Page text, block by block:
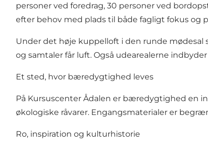
personer ved foredrag, 30 personer ved
efter behov med plads til både fagligt fokus og
Under det høje kuppelloft i den runde
og samtaler får luft. Også udearealerne
Et sted, hvor bæredygtighed leves
På Kursuscenter Ådalen er bæredygtighed en
økologiske råvarer. Engangsmaterialer er
Ro, inspiration og kulturhistorie